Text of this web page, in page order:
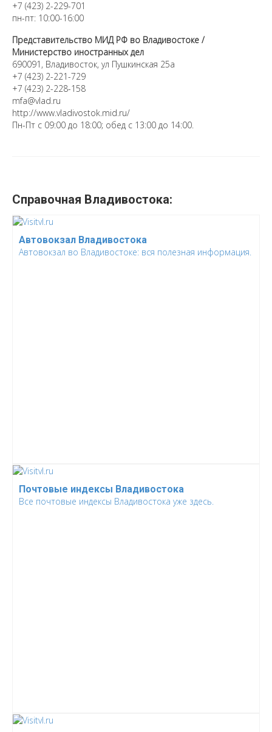
+7 (423) 2-229-701
пн-пт: 10:00-16:00
Представительство МИД РФ во Владивостоке /
Министерство иностранных дел
690091, Владивосток, ул Пушкинская 25а
+7 (423) 2-221-729
+7 (423) 2-228-158
mfa@vlad.ru
http://www.vladivostok.mid.ru/
Пн-Пт с 09:00 до 18:00; обед с 13:00 до 14:00.
Справочная Владивостока:
Автовокзал Владивостока
Автовокзал во Владивостоке: вся полезная информация.
Почтовые индексы Владивостока
Все почтовые индексы Владивостока уже здесь.